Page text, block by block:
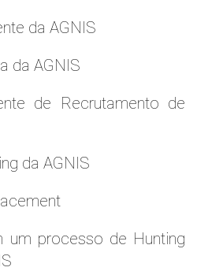
da AGNIS
da AGNIS
de Recrutamento de
da AGNIS
um processo de Hunting